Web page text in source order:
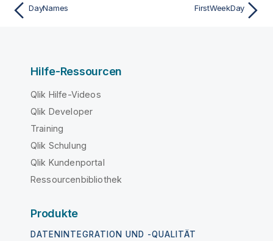
DayNames FirstWeekDay
Hilfe-Ressourcen
Qlik Hilfe-Videos
Qlik Developer
Training
Qlik Schulung
Qlik Kundenportal
Ressourcenbibliothek
Produkte
DATENINTEGRATION UND -QUALITÄT